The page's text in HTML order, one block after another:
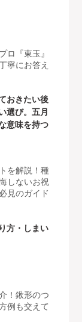
ロ『東玉』
寧にお答え
おきたい後
選び。五月
意味を持つ
を解説！種
しないお祝
見のガイド
方・しまい
！鍬形のつ
例も交えて